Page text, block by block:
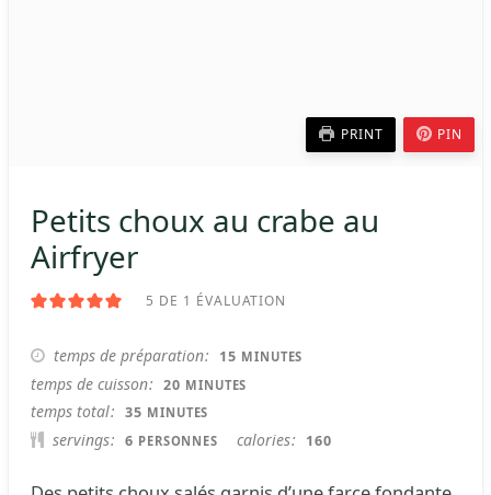
PRINT PIN
Petits choux au crabe au
Airfryer
5 DE 1 ÉVALUATION
temps de préparation 15 MINUTES
MINUTES
temps de cuisson 20 MINUTES
MINUTES
temps total 35 MINUTES
MINUTES
servings 6 PERSONNES calories 160